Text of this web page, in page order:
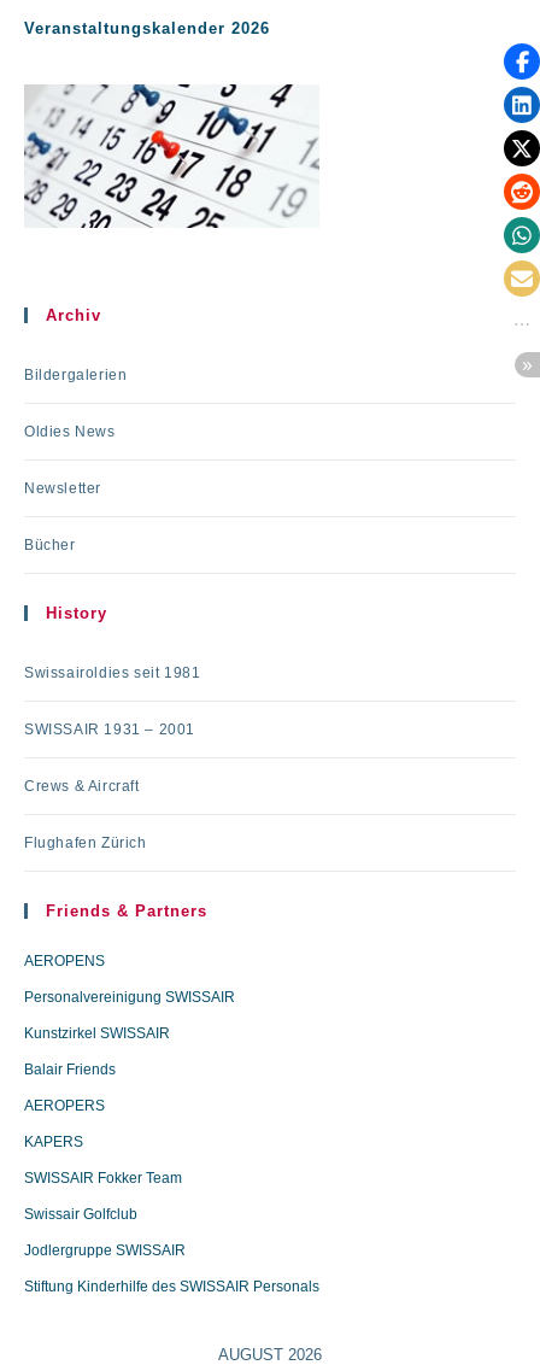
Veranstaltungskalender 2026
Archiv
Bildergalerien
Oldies News
Newsletter
Bücher
History
Swissairoldies seit 1981
SWISSAIR 1931 – 2001
Crews & Aircraft
Flughafen Zürich
Friends & Partners
AEROPENS
Personalvereinigung SWISSAIR
Kunstzirkel SWISSAIR
Balair Friends
AEROPERS
KAPERS
SWISSAIR Fokker Team
Swissair Golfclub
Jodlergruppe SWISSAIR
Stiftung Kinderhilfe des SWISSAIR Personals
AUGUST 2026